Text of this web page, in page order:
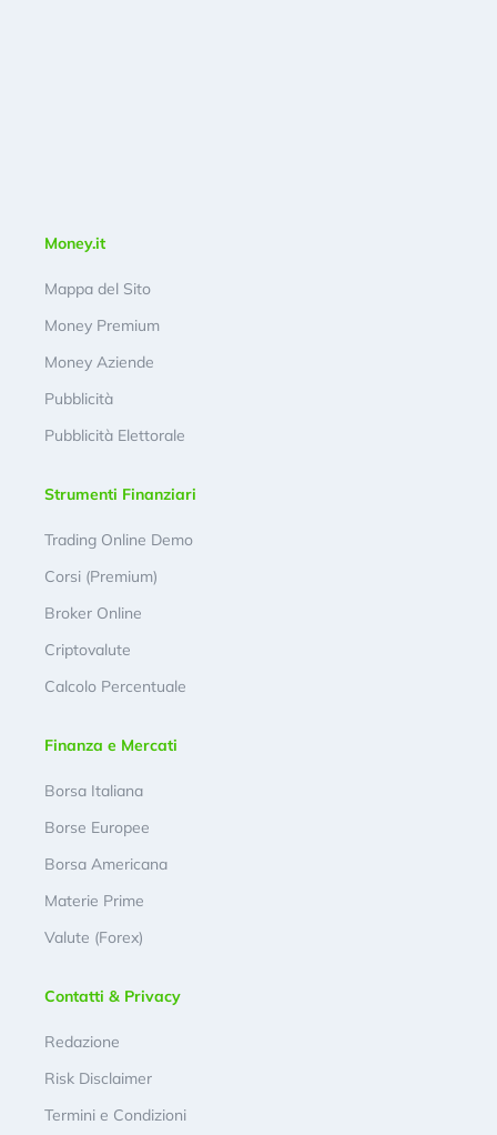
Money.it
Mappa del Sito
Money Premium
Money Aziende
Pubblicità
Pubblicità Elettorale
Strumenti Finanziari
Trading Online Demo
Corsi (Premium)
Broker Online
Criptovalute
Calcolo Percentuale
Finanza e Mercati
Borsa Italiana
Borse Europee
Borsa Americana
Materie Prime
Valute (Forex)
Contatti & Privacy
Redazione
Risk Disclaimer
Termini e Condizioni